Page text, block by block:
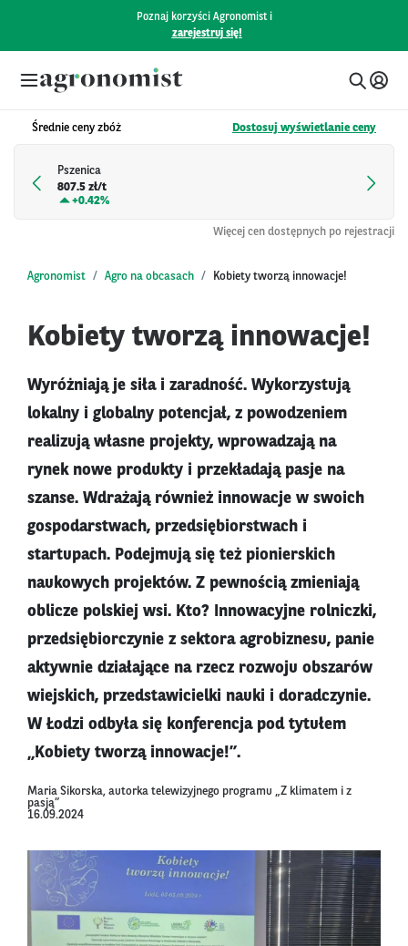
Poznaj korzyści Agronomist i
zarejestruj się!
Średnie ceny zbóż Dostosuj wyświetlanie ceny
Pszenica
807.5 zł/t
+0.42%
Więcej cen dostępnych po rejestracji
Agronomist Agro na obcasach Kobiety tworzą innowacje!
Kobiety tworzą innowacje!
Wyróżniają je siła i zaradność. Wykorzystują
lokalny i globalny potencjał, z powodzeniem
realizują własne projekty, wprowadzają na
rynek nowe produkty i przekładają pasje na
szanse. Wdrażają również innowacje w swoich
gospodarstwach, przedsiębiorstwach i
startupach. Podejmują się też pionierskich
naukowych projektów. Z pewnością zmieniają
oblicze polskiej wsi. Kto? Innowacyjne rolniczki,
przedsiębiorczynie z sektora agrobiznesu, panie
aktywnie działające na rzecz rozwoju obszarów
wiejskich, przedstawicielki nauki i doradczynie.
W Łodzi odbyła się konferencja pod tytułem
„Kobiety tworzą innowacje!”.
Maria Sikorska, autorka telewizyjnego programu „Z klimatem i z
pasją”
16.09.2024